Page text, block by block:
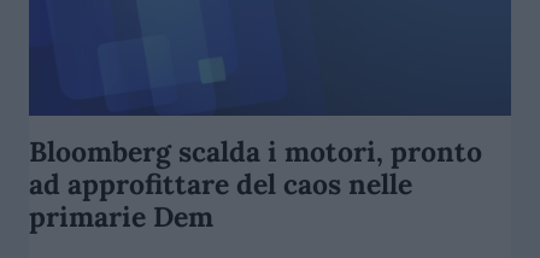
Bloomberg scalda i motori, pronto
ad approfittare del caos nelle
primarie Dem